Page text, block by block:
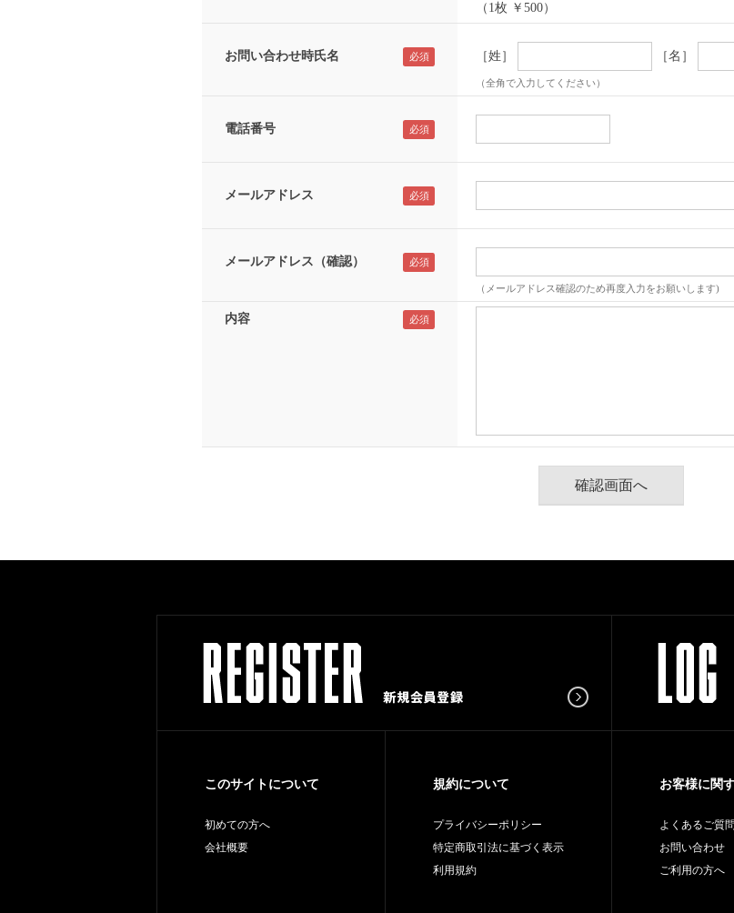
（1枚 ￥500）
お問い合わせ時氏名 ［姓］ ［名］
（全角で入力してください）
電話番号
メールアドレス
メールアドレス（確認）
（メールアドレス確認のため再度入力をお願いします)
内容
このサイトについて
初めての方へ
会社概要
規約について
プライバシーポリシー
特定商取引法に基づく表示
利用規約
お客様に関
よくあるご質問
お問い合わせ
ご利用の方へ